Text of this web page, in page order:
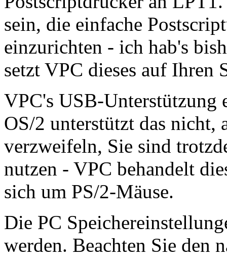
sein, die einfache
einzurichten - ich hab's
setzt VPC dieses auf Ihren
VPC's USB-
OS/2 unterstützt das nicht,
verzweifeln, Sie sind
nutzen - VPC behandelt
sich um PS/2-Mäuse.
Die PC
werden. Beachten Sie den